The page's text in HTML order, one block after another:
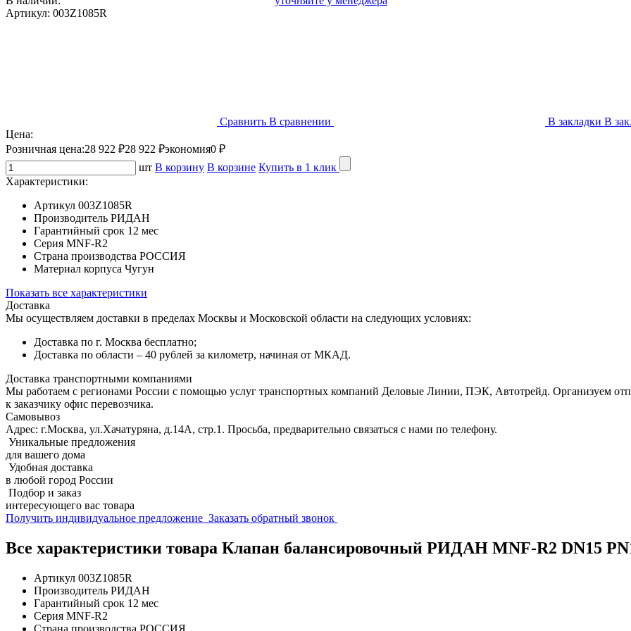
Артикул: 003Z1085R
Сравнить В сравнении В закладки В
Цена:
Розничная цена:28 922 ₽28 922 ₽экономия0 ₽
шт В корзину В корзине Купить в 1 клик
Характеристики:
Артикул 003Z1085R
Производитель РИДАН
Гарантийный срок 12 мес
Серия MNF-R2
Страна производства РОССИЯ
Материал корпуса Чугун
Показать все характеристики
Доставка
Мы осуществляем доставки в пределах Москвы и Московской области на следующих условиях:
Доставка по г. Москва бесплатно;
Доставка по области – 40 рублей за километр, начиная от МКАД.
Доставка транспортными компаниями
Мы работаем с регионами России с помощью услуг транспортных компаний Деловые Линии, ПЭК, Автотрейд. Организуем
к заказчику офис перевозчика.
Самовывоз
Адрес: г.Москва, ул.Хачатуряна, д.14А, стр.1. Просьба, предварительно связаться с нами по телефону.
Уникальные предложения
для вашего дома
Удобная доставка
в любой город России
Подбор и заказ
интересующего вас товара
Получить индивидуальное предложение Заказать обратный звонок
Все характеристики товара Клапан балансировочный РИДАН MNF-R2 DN15
Артикул 003Z1085R
Производитель РИДАН
Гарантийный срок 12 мес
Серия MNF-R2
Страна производства РОССИЯ